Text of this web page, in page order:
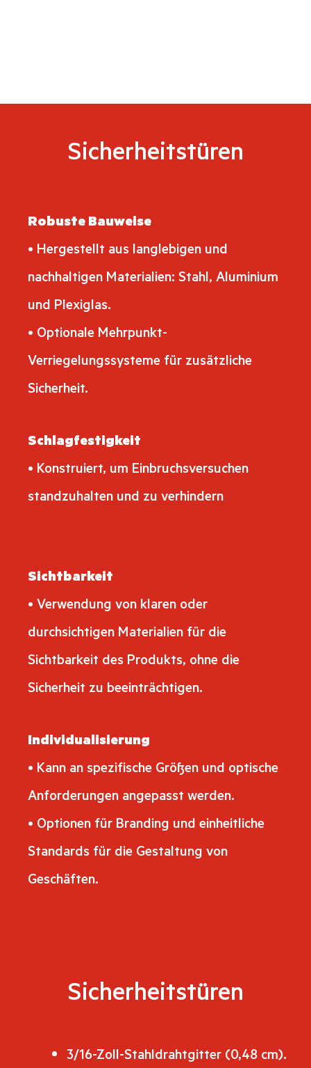
Sicherheitstüren
Robuste Bauweise
• Hergestellt aus langlebigen und
nachhaltigen Materialien: Stahl, Aluminium
und Plexiglas.
• Optionale Mehrpunkt-
Verriegelungssysteme für zusätzliche
Sicherheit.
Schlagfestigkeit
• Konstruiert, um Einbruchsversuchen
standzuhalten und zu verhindern
Sichtbarkeit
• Verwendung von klaren oder
durchsichtigen Materialien für die
Sichtbarkeit des Produkts, ohne die
Sicherheit zu beeinträchtigen.
Individualisierung
• Kann an spezifische Größen und optische
Anforderungen angepasst werden.
• Optionen für Branding und einheitliche
Standards für die Gestaltung von
Geschäften.
Sicherheitstüren
3/16-Zoll-Stahldrahtgitter (0,48 cm).